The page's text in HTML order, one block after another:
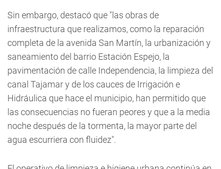
Sin embargo, destacó que "las obras de
infraestructura que realizamos, como la reparación
completa de la avenida San Martín, la urbanización y
saneamiento del barrio Estación Espejo, la
pavimentación de calle Independencia, la limpieza del
canal Tajamar y de los cauces de Irrigación e
Hidráulica que hace el municipio, han permitido que
las consecuencias no fueran peores y que a la media
noche después de la tormenta, la mayor parte del
agua escurriera con fluidez".